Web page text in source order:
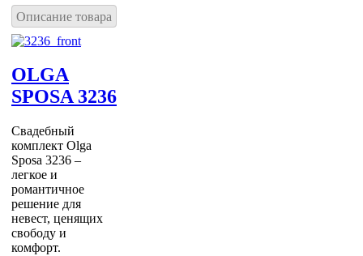
Описание товара
OLGA
SPOSA 3236
Свадебный
комплект Olga
Sposa 3236 –
легкое и
романтичное
решение для
невест, ценящих
свободу и
комфорт.